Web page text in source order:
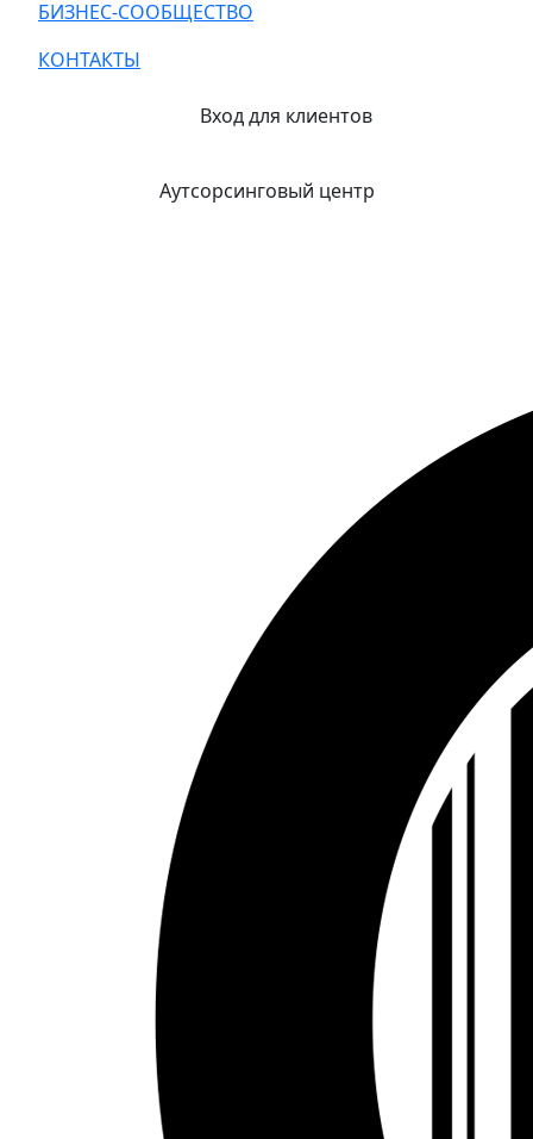
БИЗНЕС-СООБЩЕСТВО
КОНТАКТЫ
Вход для клиентов
Аутсорсинговый центр